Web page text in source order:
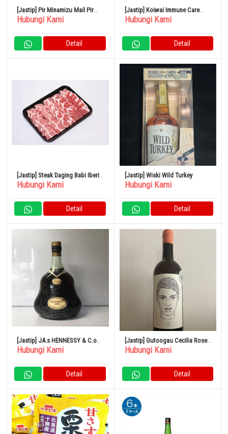
[Jastip] Pir Minamizu Mail Pir
Jepang Kotak Kecil 4 – 6 Buah
Hubungi Kami
Detail
[Jastip] Koiwai Immune Care
Yogurt Rendah Lemak 100g Set
Hubungi Kami
Detail
[Jastip] Steak Daging Babi Iberia
Spanyol 500G
Hubungi Kami
Detail
[Jastip] Wiski Wild Turkey
Hubungi Kami
Detail
[Jastip] JA.s HENNESSY & C.o
COGNAC EXTRA
Hubungi Kami
Detail
[Jastip] Gutoogau Cecilia Rose
2021
Hubungi Kami
Detail